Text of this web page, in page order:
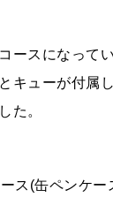
ースになって
キューが付属
た。
ス(缶ペンケー